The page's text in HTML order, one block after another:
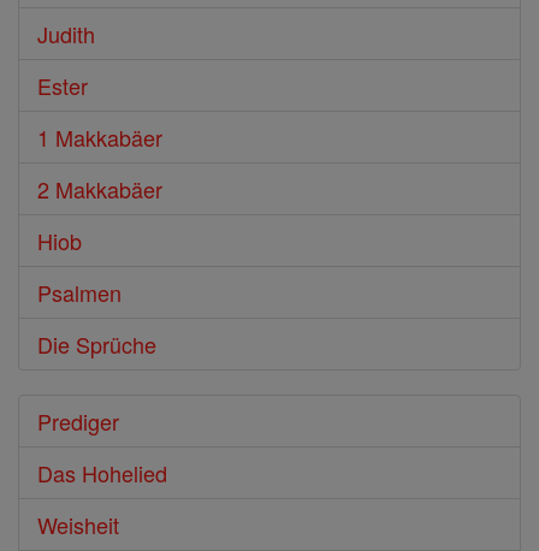
Judith
Ester
1 Makkabäer
2 Makkabäer
Hiob
Psalmen
Die Sprüche
Prediger
Das Hohelied
Weisheit